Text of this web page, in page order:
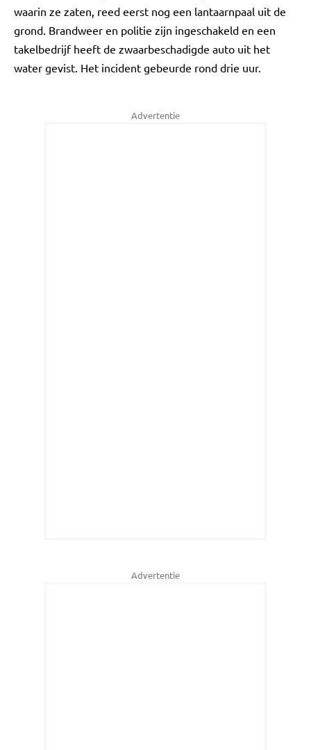
waarin ze zaten, reed eerst nog een lantaarnpaal uit de
grond. Brandweer en politie zijn ingeschakeld en een
takelbedrijf heeft de zwaarbeschadigde auto uit het
water gevist. Het incident gebeurde rond drie uur.
Advertentie
Advertentie